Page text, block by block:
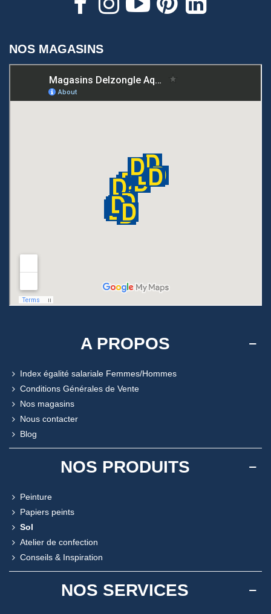
NOS MAGASINS
A PROPOS
Index égalité salariale Femmes/Hommes
Conditions Générales de Vente
Nos magasins
Nous contacter
Blog
NOS PRODUITS
Peinture
Papiers peints
Sol
Atelier de confection
Conseils & Inspiration
NOS SERVICES